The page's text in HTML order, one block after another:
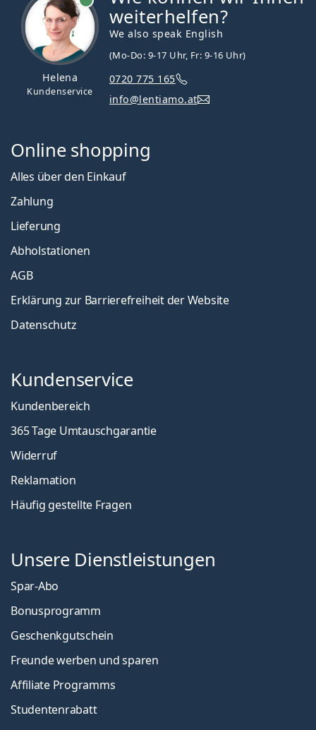
Helena
Kundenservice
weiterhelfen?
We also speak English
(Mo-Do: 9-17 Uhr, Fr: 9-16 Uhr)
0720 775 165
info@lentiamo.at
Online shopping
Alles über den Einkauf
Zahlung
Lieferung
Abholstationen
AGB
Erklärung zur Barrierefreiheit der Website
Datenschutz
Kundenservice
Kundenbereich
365 Tage Umtauschgarantie
Widerruf
Reklamation
Häufig gestellte Fragen
Unsere Dienstleistungen
Spar-Abo
Bonusprogramm
Geschenkgutschein
Freunde werben und sparen
Affiliate Programms
Studentenrabatt